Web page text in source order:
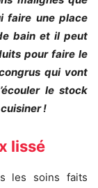
faire une place
bain et il peut
pour faire le
qui vont
le stock
!
lissé
les soins faits